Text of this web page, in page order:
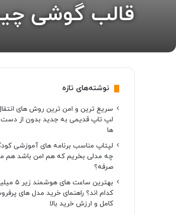
قالب گوشی
نوشته‌های تازه
سریع ترین و امن ترین روش های انتقال
لپ تاپ قدیمی به جدید بدون از دست
ها
لپتاپ مناسب برنامه های آموزشی
چه مدلی بخریم که هم امن باشد هم
صرفه؟
بهترین
کدام اند؟ راهنمای خرید مدل های
کامل و ارزش خرید بالا